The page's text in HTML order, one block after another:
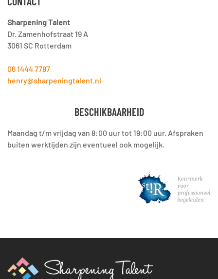
Sharpening Talent
Dr. Zamenhofstraat 19 A
3061 SC Rotterdam
06 1444 7787
henry@sharpeningtalent.nl
BESCHIKBAARHEID
Maandag t/m vrijdag van 8:00 uur tot 19:00 uur. Afspraken
buiten werktijden zijn eventueel ook mogelijk.